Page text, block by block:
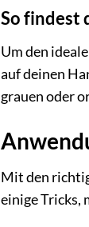
So findest
Um den
auf deinen
grauen oder
Mit den
einige Tricks,